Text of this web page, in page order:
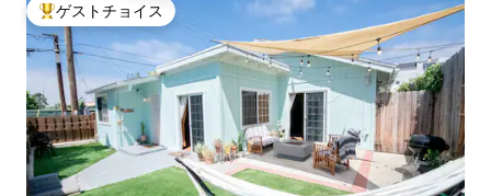
大好評のゲストチョイスです。
ゲストチョイス